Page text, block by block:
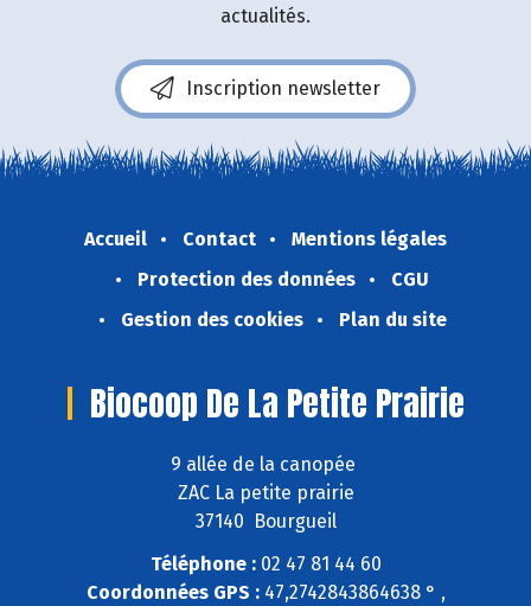
actualités.
Inscription newsletter
Accueil Contact
Mentions légales
Protection des données
CGU
Gestion des cookies
Plan du site
Biocoop De La Petite Prairie
9 allée de la canopée
ZAC La petite prairie
37140 Bourgueil
Téléphone :02 47 81 44 60
Coordonnées GPS :47,2742843864638 ° ,